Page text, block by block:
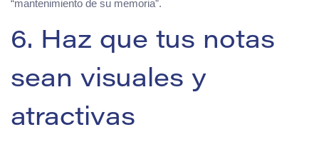
“mantenimiento de su memoria”.
6. Haz que tus notas
sean visuales y
atractivas